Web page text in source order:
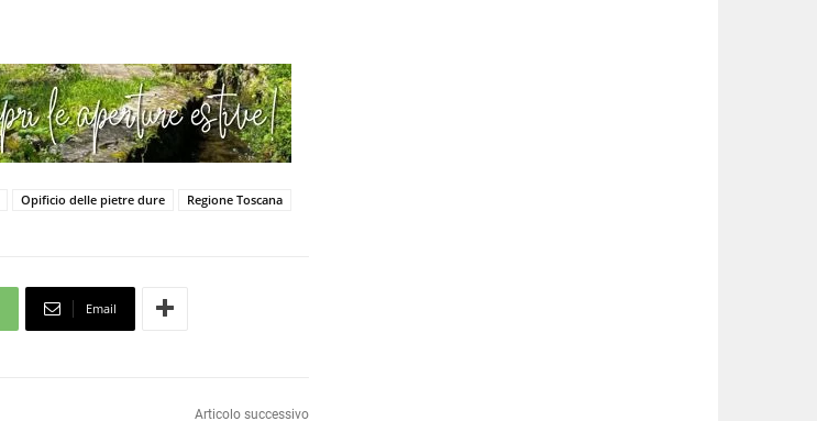
Opificio delle pietre dure Regione Toscana
Email
Articolo successivo